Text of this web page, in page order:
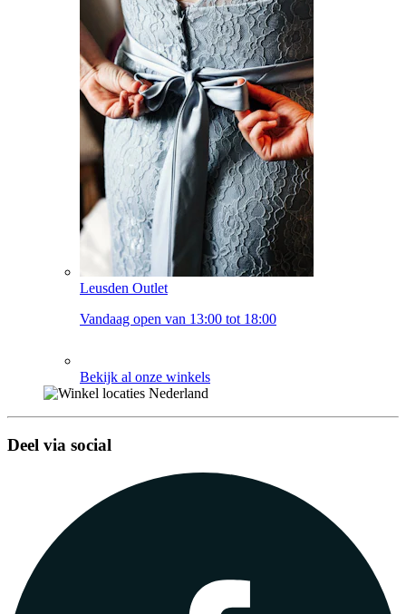
Leusden Outlet
Vandaag open van 13:00 tot 18:00
Bekijk al onze winkels
Deel via social